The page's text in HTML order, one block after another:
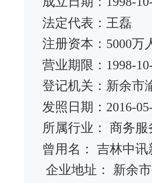
法定代表：王磊
注册资本：5000万
营业期限：1998-
登记机关：新余市
发照日期：2016-
所属行业： 商务服
曾用名： 吉林中
企业地址： 新余